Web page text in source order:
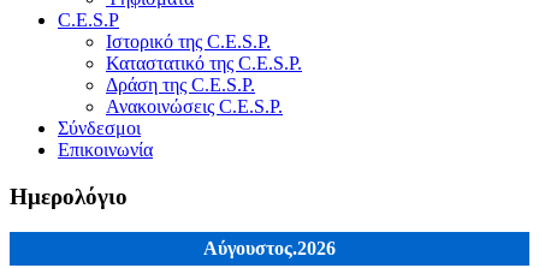
C.E.S.P
Ιστορικό της C.E.S.P.
Καταστατικό της C.E.S.P.
Δράση της C.E.S.P.
Ανακοινώσεις C.E.S.P.
Σύνδεσμοι
Επικοινωνία
Ημερολόγιο
Αύγουστος.2026